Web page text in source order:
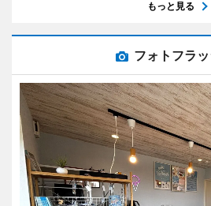
もっと見る
フォトフラ